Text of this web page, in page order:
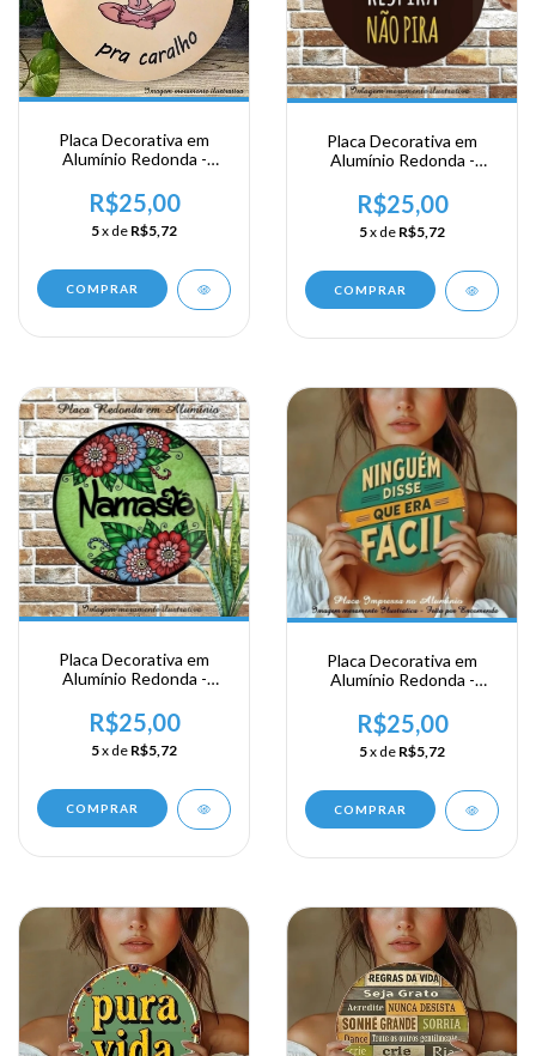
Placa Decorativa em
Alumínio Redonda -
R$25,00
5x de R$5,72
COMPRAR
Placa Decorativa em
Alumínio Redonda -
Pira
R$25,00
5x de R$5,72
COMPRAR
Placa Decorativa em
Alumínio Redonda -
R$25,00
5x de R$5,72
COMPRAR
Placa Decorativa em
Alumínio Redonda -
Facil
R$25,00
5x de R$5,72
COMPRAR